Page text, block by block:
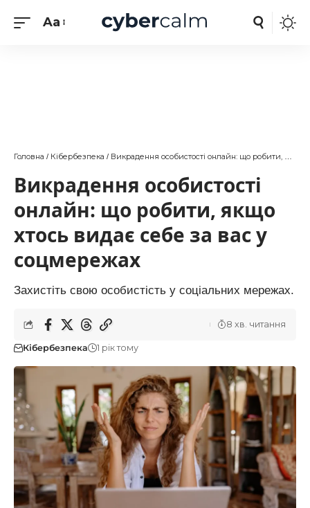
Aa
Головна / Кібербезпека / Викрадення особистості онлайн: що робити, якщо хтось видає себе за вас у соцмережах
Викрадення особистості
онлайн: що робити, якщо
хтось видає себе за вас у
соцмережах
Захистіть свою особистість у соціальних мережах.
Кібербезпека 1 рік тому
8 хв. читання